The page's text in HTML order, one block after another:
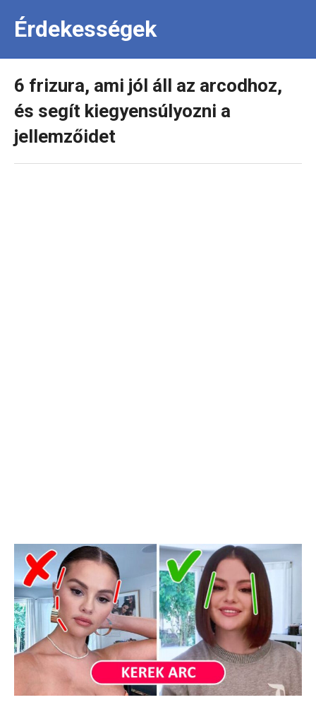
Érdekességek
6 frizura, ami jól áll az arcodhoz,
és segít kiegyensúlyozni a
jellemzőidet